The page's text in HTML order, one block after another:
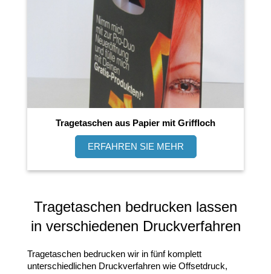
Tragetaschen aus Papier mit Griffloch
ERFAHREN SIE MEHR
Tragetaschen bedrucken lassen
in verschiedenen Druckverfahren
Tragetaschen bedrucken wir in fünf komplett
unterschiedlichen Druckverfahren wie Offsetdruck,